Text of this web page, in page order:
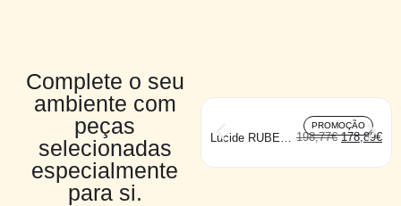
Complete o seu
ambiente com
peças
selecionadas
especialmente
para si.
PROMOÇÃO
Lucide RUBEN
198,77€ 178,89€